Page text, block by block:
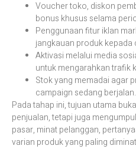
Voucher toko, diskon
bonus khusus selama
Penggunaan fitur iklan
jangkauan produk kepada
Aktivasi melalui media
untuk mengarahkan trafik
Stok yang memadai agar
campaign sedang berjalan.
Pada tahap ini, tujuan utama
penjualan, tetapi juga
pasar, minat pelanggan,
varian produk yang paling